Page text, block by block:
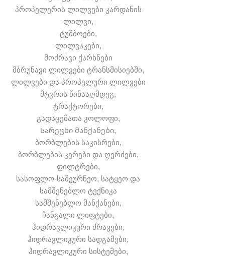
პროპელერის ლილვები კარდანის
ლილვი,
ტუმბოები,
ლილვაკები,
მოძრავი ქარხნები
მბრუნავი ლილვები ტრანსმისიებში,
ლილვები და პროპელური ლილვები
მტვრის წინააღმდეგ,
ტრაქტორები,
გადაცემათა კოლოფი,
Სარეცხი მანქანები,
ბორბლების საკისრები,
ბორბლების კერები და ღერძები,
ფილტრები,
სასოფლო-სამეურნეო, სატყეო და
სამშენებლო ტექნიკა
სამშენებლო მანქანები,
ჩანგალი ლიფტები,
ჰიდრავლიკური ძრავები,
ჰიდრავლიკური სადგამები,
ჰიდრავლიკური სისტემები,